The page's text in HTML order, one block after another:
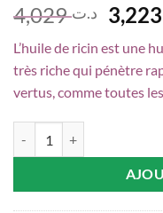
د.ت4,029
Le
prix
initial
était :
L’huile de ricin est une
très riche qui pénètre
vertus, comme toutes